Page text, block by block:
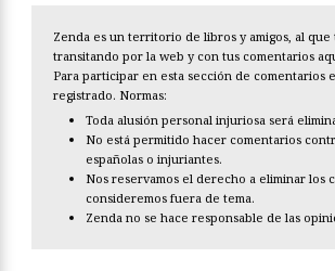
Zenda es un territorio de libros y amigos, al que
transitando por la web y con tus comentarios
Para participar en esta sección de comentarios
registrado. Normas:
Toda alusión personal injuriosa será
No está permitido hacer comentarios
españolas o injuriantes.
Nos reservamos el derecho a eliminar los
consideremos fuera de tema.
Zenda no se hace responsable de las